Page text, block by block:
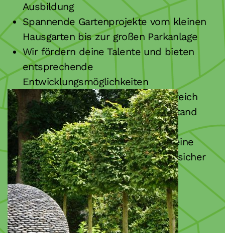
Ausbildung
Spannende Gartenprojekte vom kleinen
Hausgarten bis zur großen Parkanlage
Wir fördern deine Talente und bieten
entsprechende
Entwicklungsmöglichkeiten
Einen eigenen Verantwortungsbereich
entsprechend dem Ausbildungsstand
Hochwertige Arbeitskleidung
Bei entsprechender Leistung ist eine
Übernahme nach der Ausbildung sicher
und von uns erwünscht
E-Mail senden